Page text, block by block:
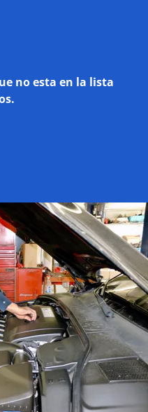
no esta en la lista